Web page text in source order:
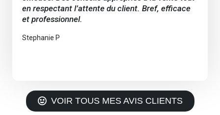
en respectant l’attente du client. Bref, efficace
et professionnel.
Stephanie P
VOIR TOUS MES AVIS CLIENTS